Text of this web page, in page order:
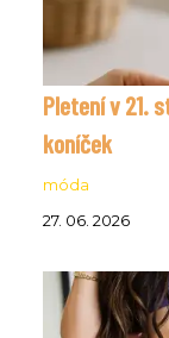
Pletení v 21.
koníček
móda
27. 06. 2026